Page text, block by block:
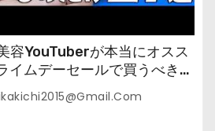
容YouTuberが本当にオスス
イムデーセールで買うべきも